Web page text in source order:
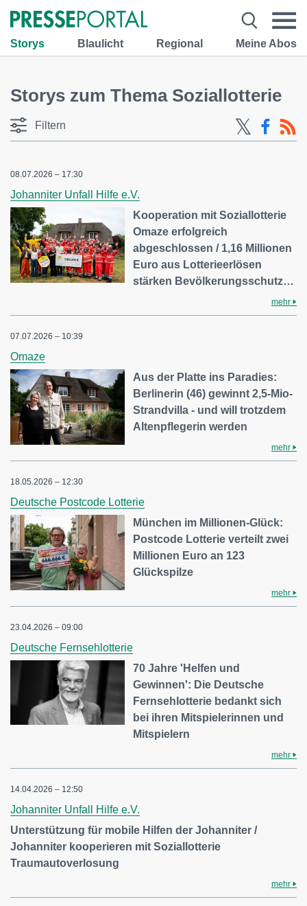
Storys Blaulicht Regional Meine Abos
Storys zum Thema Soziallotterie
Filtern
08.07.2026 – 17:30
Johanniter Unfall Hilfe e.V.
Kooperation mit Soziallotterie
Omaze erfolgreich
abgeschlossen / 1,16 Millionen
Euro aus Lotterieerlösen
stärken Bevölkerungsschutz…
mehr
07.07.2026 – 10:39
Omaze
Aus der Platte ins Paradies:
Berlinerin (46) gewinnt 2,5-Mio-
Strandvilla - und will trotzdem
Altenpflegerin werden
mehr
18.05.2026 – 12:30
Deutsche Postcode Lotterie
München im Millionen-Glück:
Postcode Lotterie verteilt zwei
Millionen Euro an 123
Glückspilze
mehr
23.04.2026 – 09:00
Deutsche Fernsehlotterie
70 Jahre 'Helfen und
Gewinnen': Die Deutsche
Fernsehlotterie bedankt sich
bei ihren Mitspielerinnen und
Mitspielern
mehr
14.04.2026 – 12:50
Johanniter Unfall Hilfe e.V.
Unterstützung für mobile Hilfen der Johanniter /
Johanniter kooperieren mit Soziallotterie
Traumautoverlosung
mehr